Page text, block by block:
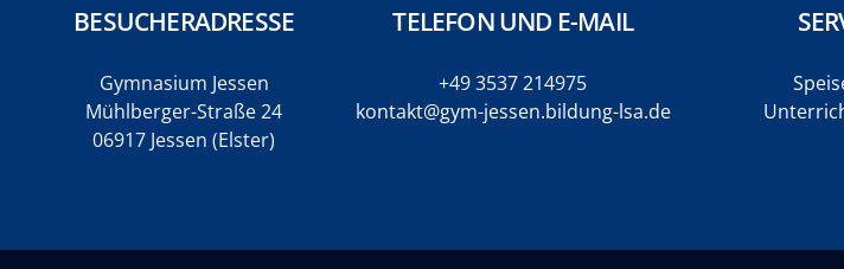
BESUCHERADRESSE
Gymnasium Jessen
Mühlberger-Straße 24
06917 Jessen (Elster)
TELEFON UND E-MAIL
+49 3537 214975
kontakt@gym-jessen.bildung-lsa.de